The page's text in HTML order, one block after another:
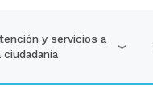
y servicios a
ciudadanía